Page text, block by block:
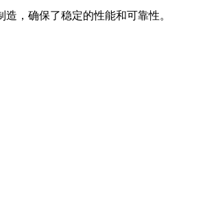
，确保了稳定的性能和可靠性。